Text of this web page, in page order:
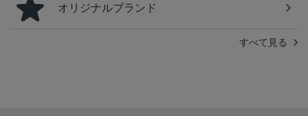
オリジナルブランド
すべて見る